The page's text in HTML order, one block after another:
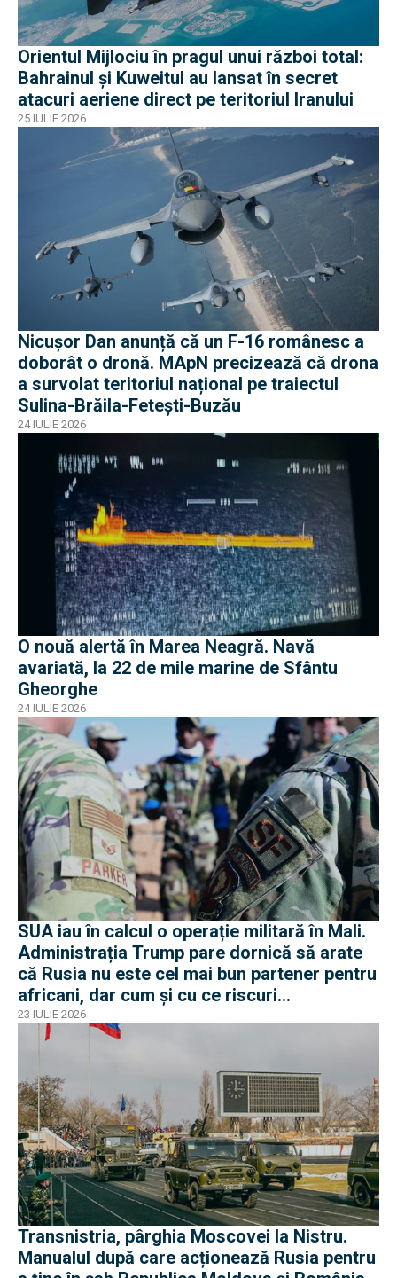
Orientul Mijlociu în pragul unui război total:
Bahrainul și Kuweitul au lansat în secret
atacuri aeriene direct pe teritoriul Iranului
25 IULIE 2026
Nicușor Dan anunță că un F-16 românesc a
doborât o dronă. MApN precizează că drona
a survolat teritoriul național pe traiectul
Sulina-Brăila-Fetești-Buzău
24 IULIE 2026
O nouă alertă în Marea Neagră. Navă
avariată, la 22 de mile marine de Sfântu
Gheorghe
24 IULIE 2026
SUA iau în calcul o operație militară în Mali.
Administrația Trump pare dornică să arate
că Rusia nu este cel mai bun partener pentru
africani, dar cum și cu ce riscuri
operaționale?
23 IULIE 2026
Transnistria, pârghia Moscovei la Nistru.
Manualul după care acționează Rusia pentru